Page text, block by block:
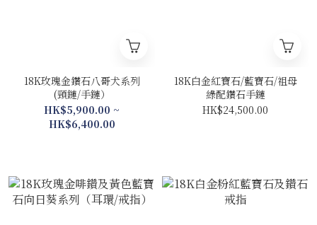
18K玫瑰金鑽石八哥犬系列
(頸鏈/手鏈）
HK$5,900.00 ~
HK$6,400.00
18K白金紅寶石/藍寶石/祖母
綠配鑽石手鏈
HK$24,500.00